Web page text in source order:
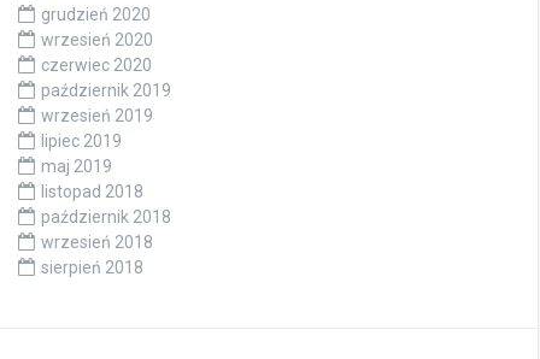
grudzień 2020
wrzesień 2020
czerwiec 2020
październik 2019
wrzesień 2019
lipiec 2019
maj 2019
listopad 2018
październik 2018
wrzesień 2018
sierpień 2018